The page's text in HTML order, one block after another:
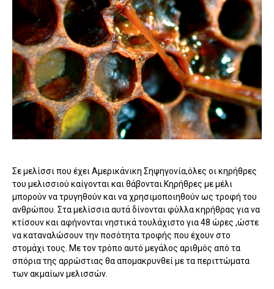
Σε μελίσσι που έχει Αμερικάνικη Σηψηγονία,όλες οι κηρήθρες
του μελισσιού καίγονται και θάβονται.Κηρήθρες με μέλι
μπορούν να τρυγηθούν και να χρησιμοποιηθούν ως τροφή του
ανθρώπου. Στα μελίσσια αυτά δίνονται φύλλα κηρήθρας για να
κτίσουν και αφήνονται νηστικά τουλάχιστο για 48 ώρες ,ώστε
να καταναλώσουν την ποσότητα τροφής που έχουν στο
στομάχι τους. Με τον τρόπο αυτό μεγάλος αριθμός από τα
σπόρια της αρρώστιας θα απομακρυνθεί με τα περιττώματα
των ακμαίων μελισσών.